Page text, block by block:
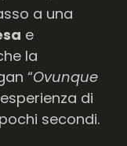
a una
e
la
“Ovunque
di
secondi.